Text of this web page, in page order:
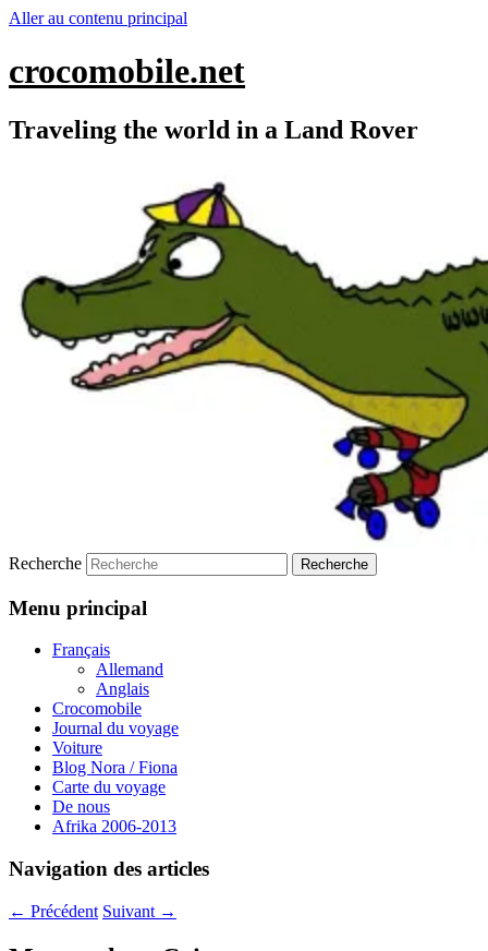
Aller au contenu principal
crocomobile.net
Traveling the world in a Land Rover
Recherche
Menu principal
Français
Allemand
Anglais
Crocomobile
Journal du voyage
Voiture
Blog Nora / Fiona
Carte du voyage
De nous
Afrika 2006-2013
Navigation des articles
← Précédent Suivant →